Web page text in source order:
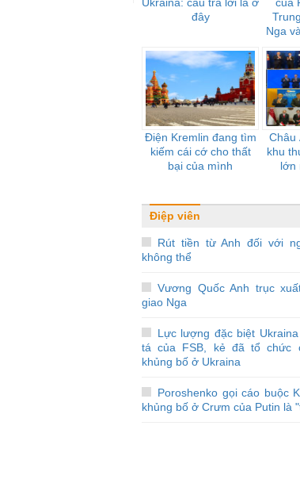
đây
Nga
Điện Kremlin đang tìm
kiếm cái cớ cho thất
bại của mình
Châu
khu
lớn
Điệp viên
Rút tiền từ Anh đối với
không thể
Vương Quốc Anh trục
giao Nga
Lực lượng đặc biệt
tá của FSB, kẻ đã tổ chức
khủng bố ở Ukraina
Poroshenko gọi cáo buộc
khủng bố ở Crưm của Putin là